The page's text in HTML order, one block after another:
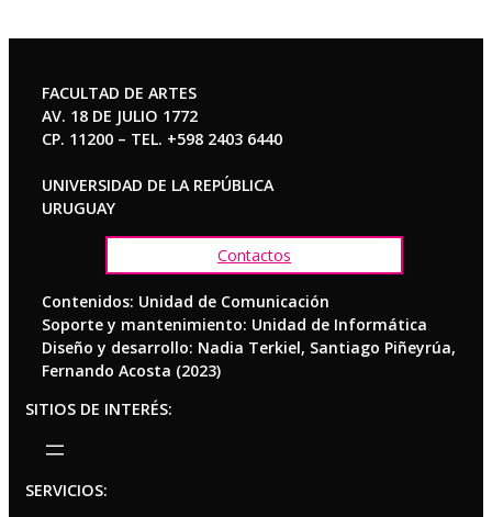
FACULTAD DE ARTES
AV. 18 DE JULIO 1772
CP. 11200 – TEL. +598 2403 6440
UNIVERSIDAD DE LA REPÚBLICA
URUGUAY
Contactos
Contenidos: Unidad de Comunicación
Soporte y mantenimiento: Unidad de Informática
Diseño y desarrollo: Nadia Terkiel, Santiago Piñeyrúa,
Fernando Acosta (2023)
SITIOS DE INTERÉS:
SERVICIOS: